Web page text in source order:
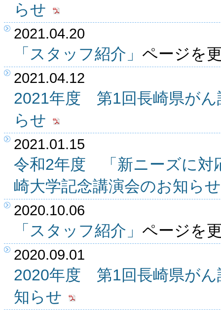
らせ
2021.04.20
「スタッフ紹介」 ページを
2021.04.12
2021年度 第1回長崎県がん
らせ
2021.01.15
令和2年度 「新ニーズに対
崎大学記念講演会のお知らせ
2020.10.06
「スタッフ紹介」 ページを
2020.09.01
2020年度 第1回長崎県がん
知らせ